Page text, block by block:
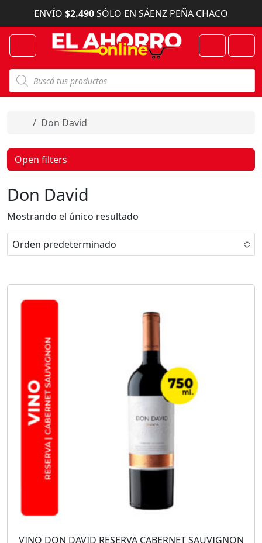
Skip to content
ENVÍO $2.490SÓLO EN SÁENZ PEÑA CHACO
Menu
B
s
q
d
d
u
c
t
o
s
Account
Cart
Home
Don David
Don David
Mostrando el único resultado
Orden predeterminado
VINO DON DAVID RESERVA CABERNET SAUVIGNON
Open filters